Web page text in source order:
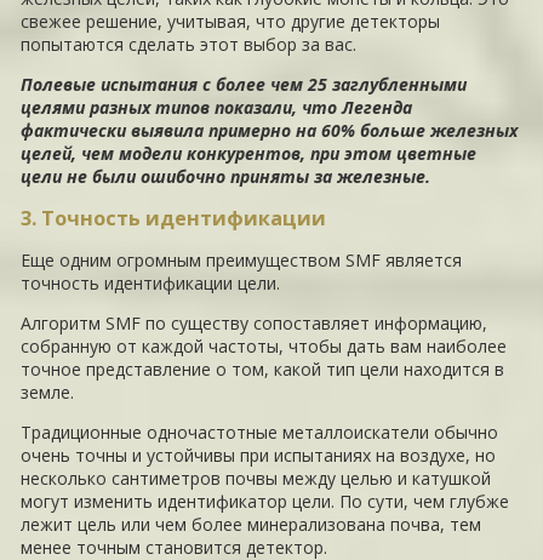
свежее решение, учитывая, что другие детекторы
попытаются сделать этот выбор за вас.
Полевые испытания с более чем 25 заглубленными
целями разных типов показали, что Легенда
фактически выявила примерно на 60% больше железных
целей, чем модели конкурентов, при этом цветные
цели не были ошибочно приняты за железные.
3. Точность идентификации
Еще одним огромным преимуществом SMF является
точность идентификации цели.
Алгоритм SMF по существу сопоставляет информацию,
собранную от каждой частоты, чтобы дать вам наиболее
точное представление о том, какой тип цели находится в
земле.
Традиционные одночастотные металлоискатели обычно
очень точны и устойчивы при испытаниях на воздухе, но
несколько сантиметров почвы между целью и катушкой
могут изменить идентификатор цели. По сути, чем глубже
лежит цель или чем более минерализована почва, тем
менее точным становится детектор.